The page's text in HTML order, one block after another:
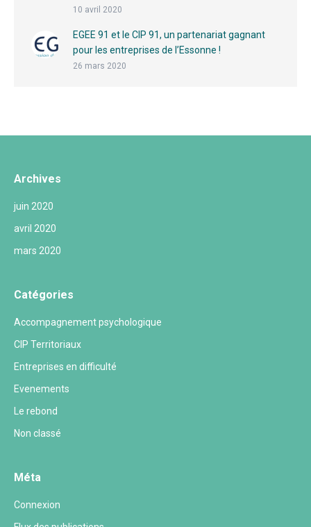
10 avril 2020
EGEE 91 et le CIP 91, un partenariat gagnant
pour les entreprises de l’Essonne !
26 mars 2020
Archives
juin 2020
avril 2020
mars 2020
Catégories
Accompagnement psychologique
CIP Territoriaux
Entreprises en difficulté
Evenements
Le rebond
Non classé
Méta
Connexion